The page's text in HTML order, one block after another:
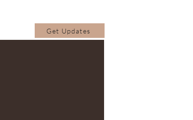
Get Updates